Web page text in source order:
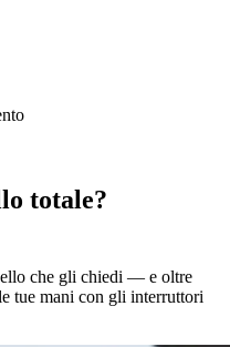
totale?
che gli chiedi — e oltre
tue mani con gli interruttori